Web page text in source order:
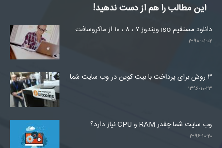
این مطالب را هم از دست ندهید!
دانلود مستقیم iso ویندوز ۷ ، ۸ ، ۱۰ از ماکروسافت
۱۳۹۸-۰۱-۰۲
۳ روش برای پرداخت با بیت کوین در وب سایت شما
۱۳۹۶-۱۰-۲۳
وب سایت شما چقدر RAM و CPU نیاز دارد؟
۱۳۹۶-۱۰-۲۰